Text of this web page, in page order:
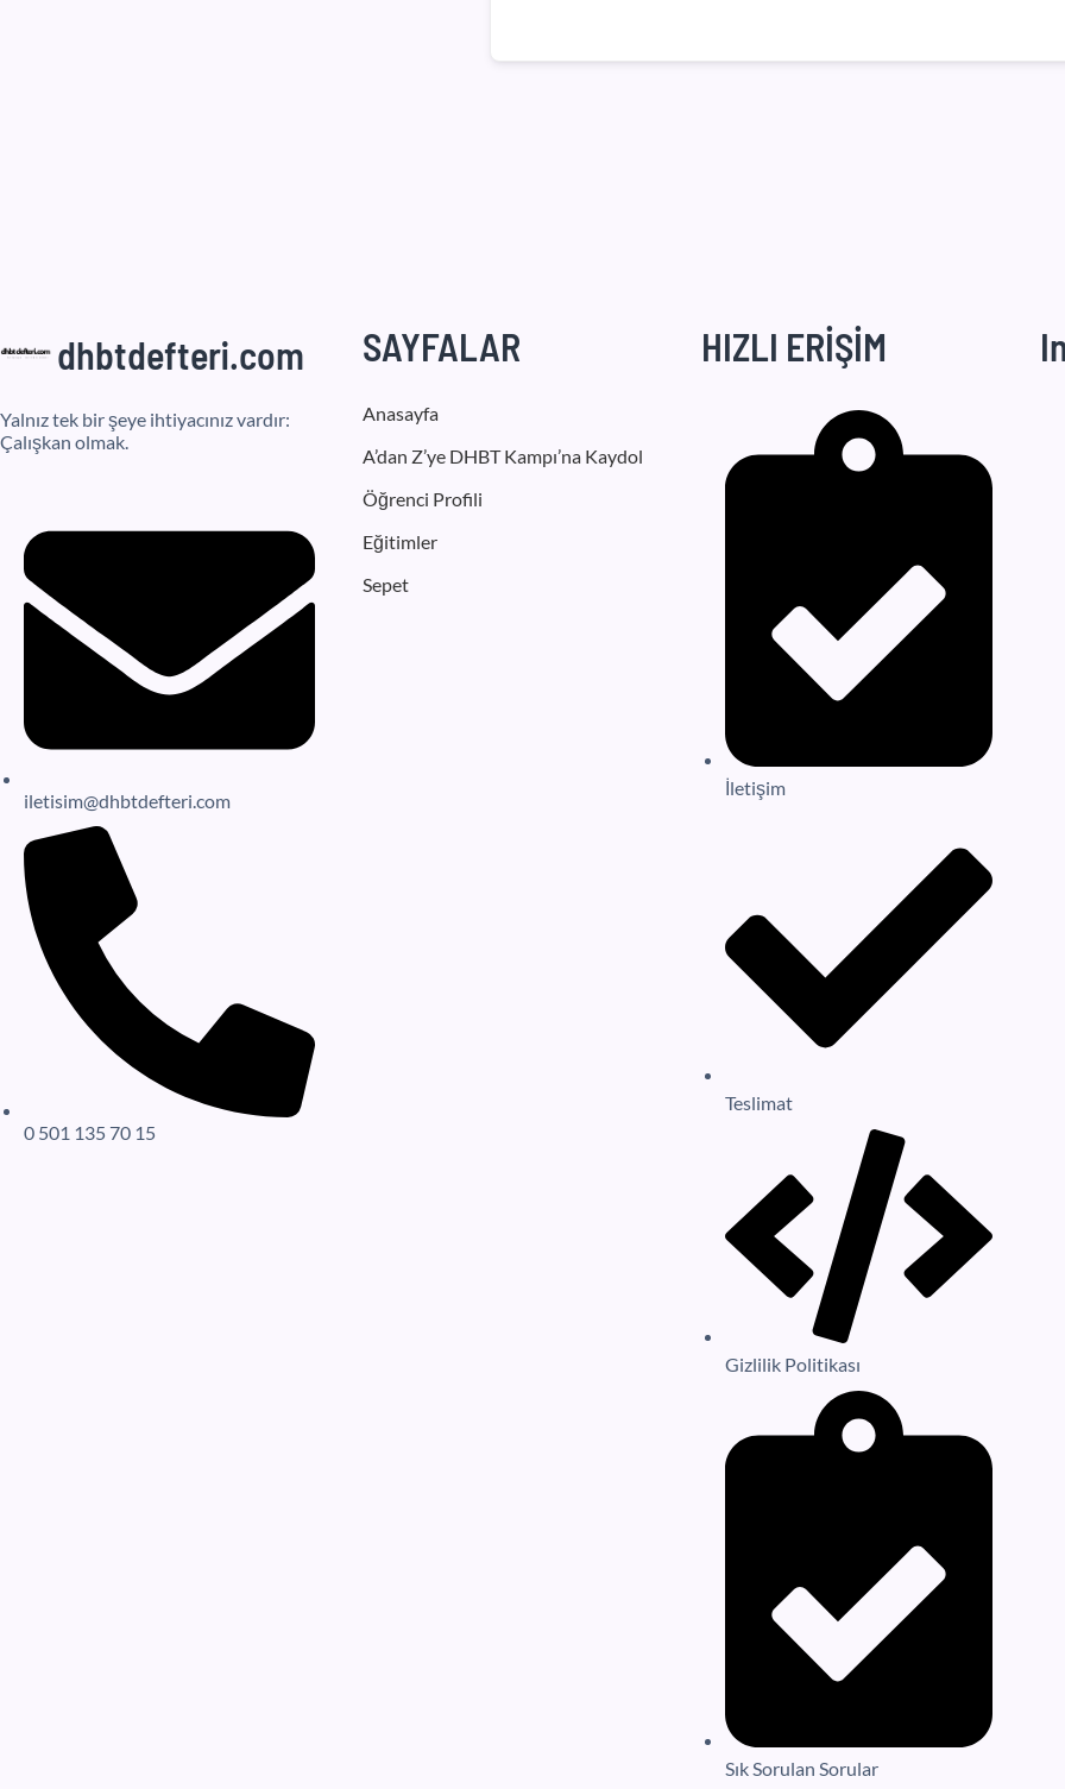
dhbtdefteri.com
Yalnız tek bir şeye ihtiyacınız vardır:
Çalışkan olmak.
iletisim@dhbtdefteri.com
0 501 135 70 15
SAYFALAR
Anasayfa
A’dan Z’ye DHBT Kampı’na Kaydol
Öğrenci Profili
Eğitimler
Sepet
HIZLI ERİŞİM
İletişim
Teslimat
Gizlilik Politikası
Sık Sorulan Sorular